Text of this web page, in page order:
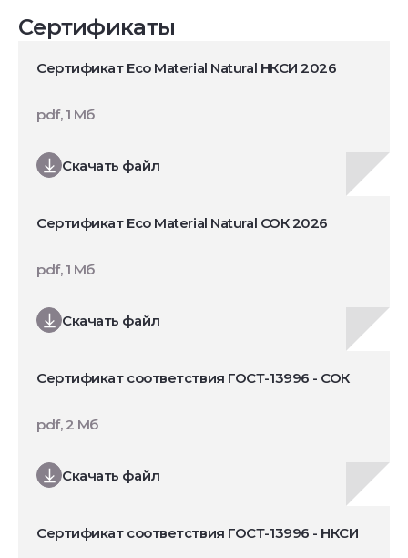
Сертификаты
Сертификат Eco Material Natural НКСИ 2026
Скачать файл
pdf, 1 Мб
Сертификат Eco Material Natural СОК 2026
Скачать файл
pdf, 1 Мб
Сертификат соответствия ГОСТ-13996 - СОК
Скачать файл
pdf, 2 Мб
Сертификат соответствия ГОСТ-13996 - НКСИ